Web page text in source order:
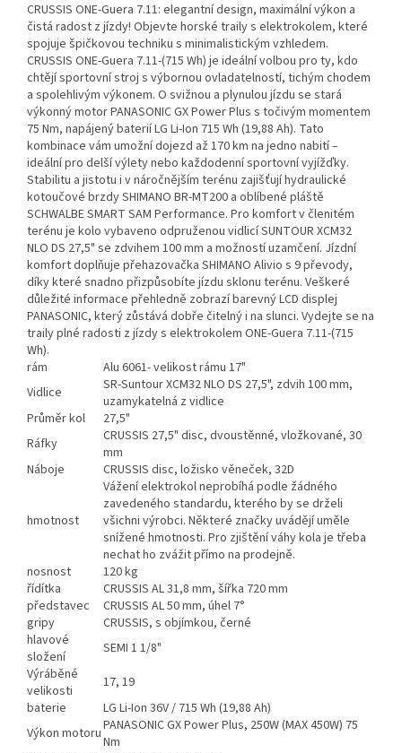
CRUSSIS ONE-Guera 7.11: elegantní design, maximální výkon a
čistá radost z jízdy! Objevte horské traily s elektrokolem, které
spojuje špičkovou techniku s minimalistickým vzhledem.
CRUSSIS ONE-Guera 7.11-(715 Wh) je ideální volbou pro ty, kdo
chtějí sportovní stroj s výbornou ovladatelností, tichým chodem
a spolehlivým výkonem. O svižnou a plynulou jízdu se stará
výkonný motor PANASONIC GX Power Plus s točivým momentem
75 Nm, napájený baterií LG Li-Ion 715 Wh (19,88 Ah). Tato
kombinace vám umožní dojezd až 170 km na jedno nabití –
ideální pro delší výlety nebo každodenní sportovní vyjížďky.
Stabilitu a jistotu i v náročnějším terénu zajišťují hydraulické
kotoučové brzdy SHIMANO BR-MT200 a oblíbené pláště
SCHWALBE SMART SAM Performance. Pro komfort v členitém
terénu je kolo vybaveno odpruženou vidlicí SUNTOUR XCM32
NLO DS 27,5" se zdvihem 100 mm a možností uzamčení. Jízdní
komfort doplňuje přehazovačka SHIMANO Alivio s 9 převody,
díky které snadno přizpůsobíte jízdu sklonu terénu. Veškeré
důležité informace přehledně zobrazí barevný LCD displej
PANASONIC, který zůstává dobře čitelný i na slunci. Vydejte se na
traily plné radosti z jízdy s elektrokolem ONE-Guera 7.11-(715
Wh).
rám
Alu 6061- velikost rámu 17"
Vidlice
SR-Suntour XCM32 NLO DS 27,5", zdvih 100 mm,
uzamykatelná z vidlice
Průměr kol
27,5"
Ráfky
CRUSSIS 27,5" disc, dvoustěnné, vložkované, 30
mm
Náboje
CRUSSIS disc, ložisko věneček, 32D
hmotnost
Vážení elektrokol neprobíhá podle žádného
zavedeného standardu, kterého by se drželi
všichni výrobci. Některé značky uvádějí uměle
snížené hmotnosti. Pro zjištění váhy kola je třeba
nechat ho zvážit přímo na prodejně.
nosnost
120 kg
řídítka
CRUSSIS AL 31,8 mm, šířka 720 mm
představec
CRUSSIS AL 50 mm, úhel 7°
gripy
CRUSSIS, s objímkou, černé
hlavové
složení
SEMI 1 1/8"
Výráběné
velikosti
17, 19
baterie
LG Li-Ion 36V / 715 Wh (19,88 Ah)
Výkon motoruPANASONIC GX Power Plus, 250W (MAX 450W) 75
Nm